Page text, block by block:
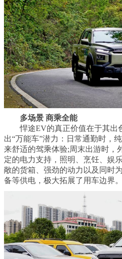
多场景 商乘全能
悍途EV的真正价值在于其出
出“万能车”潜力：日常通勤时，
来舒适的驾乘体验;周末出游时，
定的电力支持，照明、烹饪、娱
敞的货箱、强劲的动力以及同时
备等供电，极大拓展了用车边界。